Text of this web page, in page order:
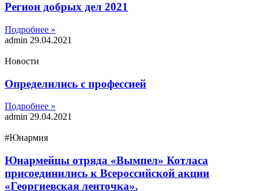
Регион добрых дел 2021
Подробнее »
admin 29.04.2021
Новости
Определились с профессией
Подробнее »
admin 29.04.2021
#Юнармия
Юнармейцы отряда «Вымпел» Котласа
присоединились к Всероссийской акции
«Георгиевская ленточка».